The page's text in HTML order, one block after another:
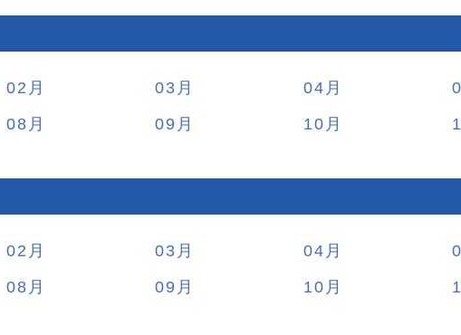
02 03 04
08 09 10
02 03 04
08 09 10